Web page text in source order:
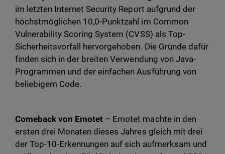
im letzten Internet Security Report aufgrund der
höchstmöglichen 10,0-Punktzahl im Common
Vulnerability Scoring System (CVSS) als Top-
Sicherheitsvorfall hervorgehoben. Die Gründe dafür
finden sich in der breiten Verwendung von Java-
Programmen und der einfachen Ausführung von
beliebigem Code.
Comeback von Emotet – Emotet machte in den
ersten drei Monaten dieses Jahres gleich mit drei
der Top-10-Erkennungen auf sich aufmerksam und